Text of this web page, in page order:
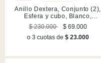
Anillo Dextera, Conjunto (2),
Esfera y cubo, Blanco,
Acabado en rodio
$ 230.000
$ 69.000
o 3 cuotas de $ 23.000